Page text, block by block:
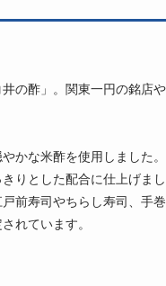
の酢」。関東一円の銘店
かな米酢を使用しました
りとした配合に仕上げまし
前寿司やちらし寿司、手
れています。